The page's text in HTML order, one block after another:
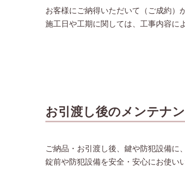
お客様にご納得いただいて（ご成約）
施工日や工期に関しては、工事内容に
お引渡し後のメンテナ
ご納品・お引渡し後、鍵や防犯設備に
錠前や防犯設備を安全・安心にお使い